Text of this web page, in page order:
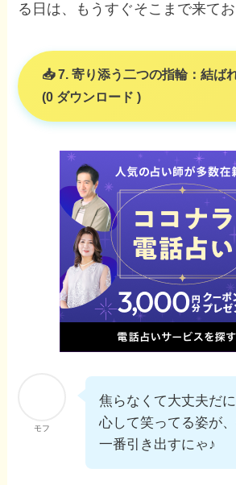
る日は、もうすぐそこまで来て
7. 寄り添う二つの指輪：結ば
(0 ダウンロード )
モフ
焦らなくて大丈夫だ
心して笑ってる姿が
一番引き出すにゃ♪